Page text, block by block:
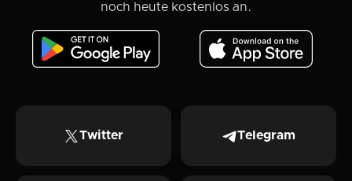
noch heute kostenlos an.
Twitter Telegram